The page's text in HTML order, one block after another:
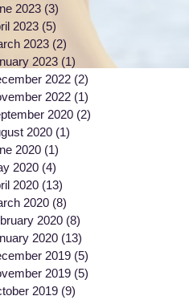
2023 (3)
2023 (5) 5 posts
2023 (2) 2 posts
2023 (1)
2022 (2)
2022 (1)
2020 (2)
2020 (1)
2020 (1)
2020 (4)
2020 (13)
2020 (8)
2020 (8)
2020 (13)
2019 (5)
2019 (5)
2019 (9)